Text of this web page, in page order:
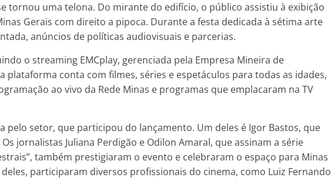
tornou uma telona. Do mirante do edifício, o público assistiu à exibição
Gerais com direito a pipoca. Durante a festa dedicada à sétima arte
anúncios de políticas audiovisuais e parcerias.
o streaming EMCplay, gerenciada pela Empresa Mineira de
plataforma conta com filmes, séries e espetáculos para todas as idades,
ao vivo da Rede Minas e programas que emplacaram na TV
pelo setor, que participou do lançamento. Um deles é Igor Bastos, que
Os jornalistas Juliana Perdigão e Odilon Amaral, que assinam a série
também prestigiaram o evento e celebraram o espaço para Minas
deles, participaram diversos profissionais do cinema, como Luiz Fernando